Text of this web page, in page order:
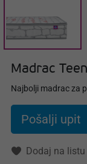
Madrac Teen
Najbolji madrac za
Pošalji upit
Dodaj na